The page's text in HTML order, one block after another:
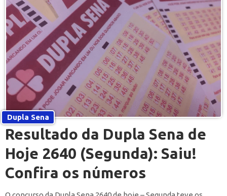
Dupla Sena
Resultado da Dupla Sena de
Hoje 2640 (Segunda): Saiu!
Confira os números